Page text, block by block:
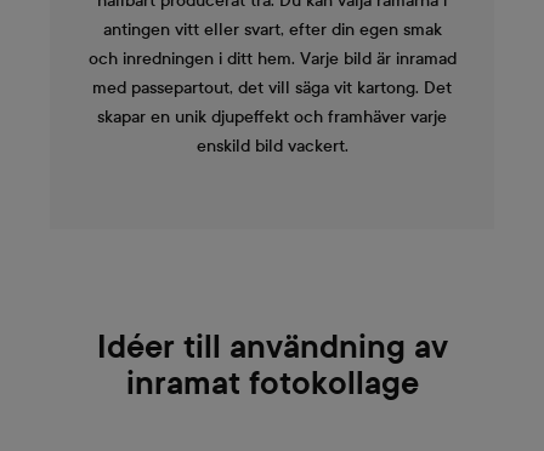
antingen vitt eller svart, efter din egen smak
och inredningen i ditt hem. Varje bild är inramad
med passepartout, det vill säga vit kartong. Det
skapar en unik djupeffekt och framhäver varje
enskild bild vackert.
Idéer till användning av
inramat fotokollage